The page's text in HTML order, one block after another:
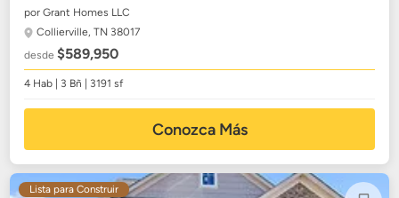
por Grant Homes LLC
Collierville, TN 38017
desde$589,950
4 Hab | 3 Bñ | 3191 sf
Conozca Más
Lista para Construir